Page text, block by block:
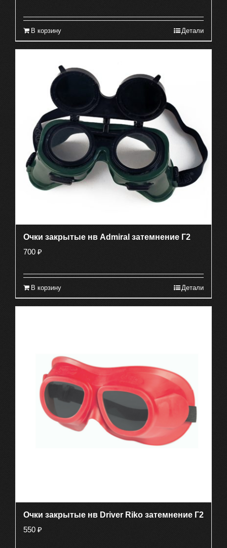
В корзину Детали
Очки закрытые нв Admiral затемнение Г2
700 ₽
В корзину Детали
Очки закрытые нв Driver Riko затемнение Г2
550 ₽